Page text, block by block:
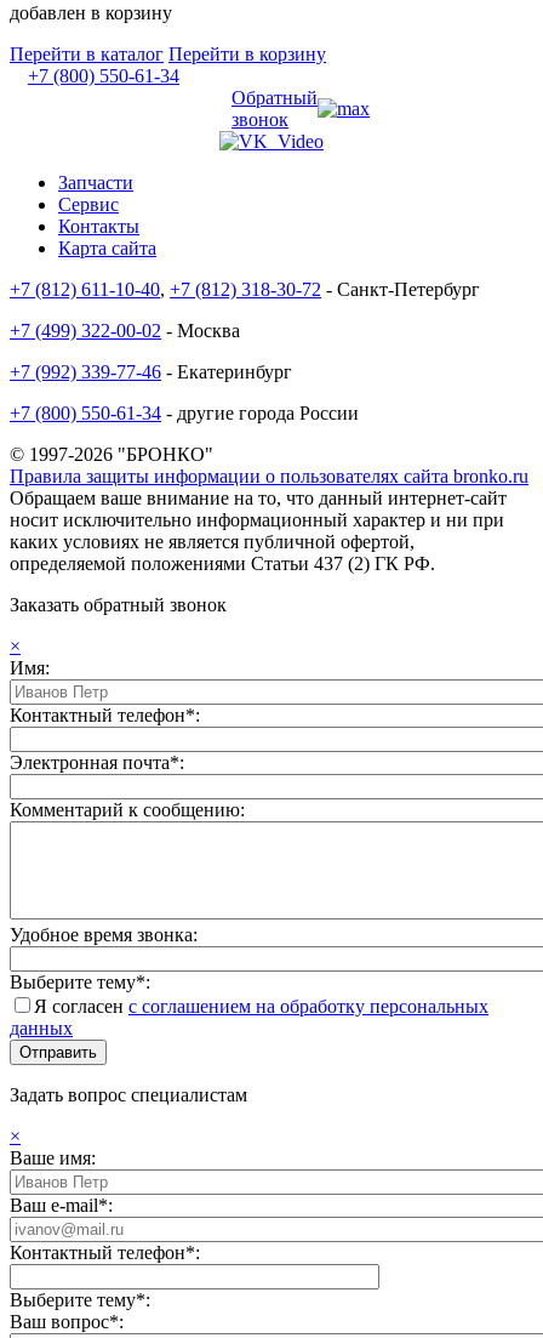
добавлен в корзину
Перейти в каталог Перейти в корзину
+7 (800) 550-61-34
Обратный
звонок
Запчасти
Сервис
Контакты
Карта сайта
+7 (812) 611-10-40, +7 (812) 318-30-72 - Санкт-Петербург
+7 (499) 322-00-02 - Москва
+7 (992) 339-77-46 - Екатеринбург
+7 (800) 550-61-34 - другие города России
© 1997-2026 "БРОНКО"
Правила защиты информации о пользователях сайта bronko.ru
Обращаем ваше внимание на то, что данный интернет-сайт
носит исключительно информационный характер и ни при
каких условиях не является публичной офертой,
определяемой положениями Статьи 437 (2) ГК РФ.
Заказать обратный звонок
×
Имя:
Контактный телефон*:
Электронная почта*:
Комментарий к сообщению:
Удобное время звонка:
Выберите тему*:
Я согласен с соглашением на обработку персональных
данных
Задать вопрос специалистам
×
Ваше имя:
Ваш e-mail*:
Контактный телефон*:
Выберите тему*:
Ваш вопрос*: